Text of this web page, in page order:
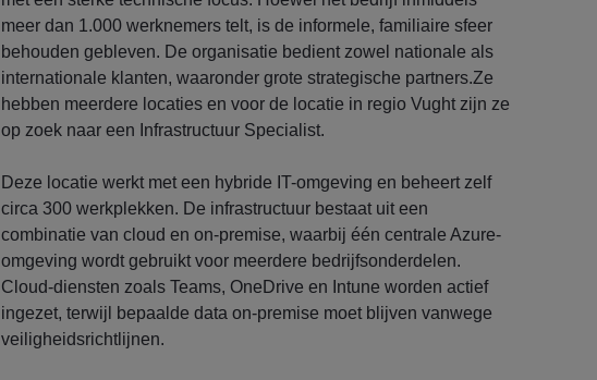
meer dan 1.000 werknemers telt, is de informele, familiaire sfeer
behouden gebleven. De organisatie bedient zowel nationale als
internationale klanten, waaronder grote strategische partners.Ze
hebben meerdere locaties en voor de locatie in regio Vught zijn ze
op zoek naar een Infrastructuur Specialist.
Deze locatie werkt met een hybride IT-omgeving en beheert zelf
circa 300 werkplekken. De infrastructuur bestaat uit een
combinatie van cloud en on-premise, waarbij één centrale Azure-
omgeving wordt gebruikt voor meerdere bedrijfsonderdelen.
Cloud-diensten zoals Teams, OneDrive en Intune worden actief
ingezet, terwijl bepaalde data on-premise moet blijven vanwege
veiligheidsrichtlijnen.